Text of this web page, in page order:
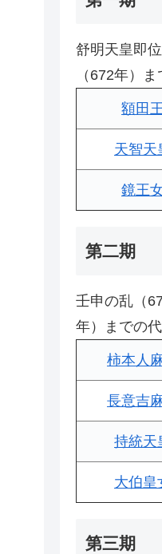
舒明天皇即
（672年）
額田
天智天
鏡王
第二期
壬申の乱（
年）までの代
柿本人
長意吉
持統天
大伯皇
第三期